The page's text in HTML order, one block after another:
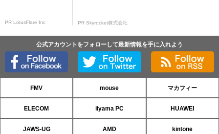
PR LotusFlare Inc PR Skyrocket株式会社
公式アカウントをフォローして最新情報を手に入れよう
FMV mouse マカフィー
ELECOM iiyama PC HUAWEI
JAWS-UG AMD kintone